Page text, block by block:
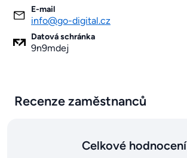
E-mail
info@go-digital.cz
Datová schránka
9n9mdej
Recenze zaměstnanců
Celkové hodnocení